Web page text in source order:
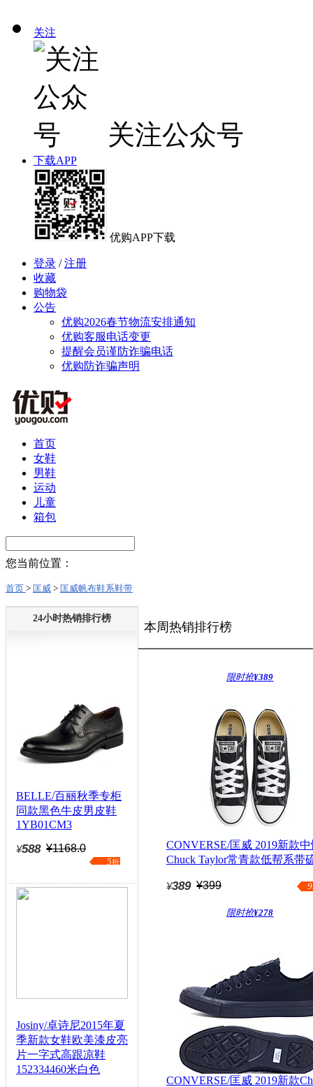
关注
关注公众号
下载APP
优购APP下载
登录 /注册
收藏
购物袋
公告
优购2026春节物流安排通知
优购客服电话变更
提醒会员谨防诈骗电话
优购防诈骗声明
首页
女鞋
男鞋
运动
儿童
箱包
您当前位置：
首页 > 匡威 > 匡威帆布鞋系鞋带
24小时热销排行榜
BELLE/百丽秋季专柜
同款黑色牛皮男皮鞋
1YB01CM3
¥588 ¥1168.0
5折
Josiny/卓诗尼2015年夏
季新款女鞋欧美漆皮亮
片一字式高跟凉鞋
152334460米白色
本周热销排行榜
限时抢¥389
CONVERSE/匡威 2019新款
Chuck Taylor常青款低帮系带
¥389 ¥399
限时抢¥278
CONVERSE/匡威 2019新款